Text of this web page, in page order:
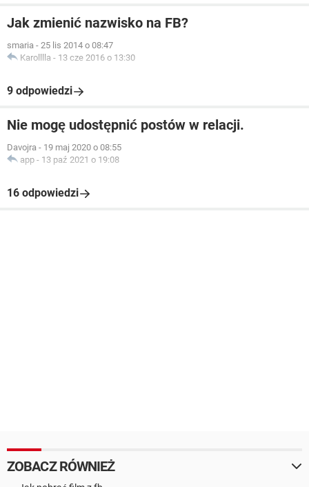
Jak zmienić nazwisko na FB?
smaria - 25 lis 2014 o 08:47
Karolllla - 13 cze 2016 o 13:30
9 odpowiedzi
Nie mogę udostępnić postów w relacji.
Davojra - 19 maj 2020 o 08:55
app - 13 paź 2021 o 19:08
16 odpowiedzi
ZOBACZ RÓWNIEŻ